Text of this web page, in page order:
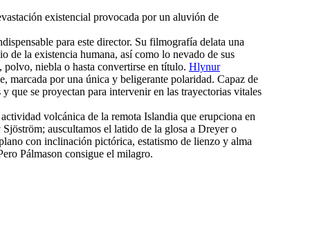
existencial provocada por un aluvión de
para este director. Su filmografía delata una
de la existencia humana, así como lo nevado de sus
polvo, niebla o hasta convertirse en título. Hlynur
marcada por una única y beligerante polaridad. Capaz de
que se proyectan para intervenir en las trayectorias vitales
volcánica de la remota Islandia que erupciona en
auscultamos el latido de la glosa a Dreyer o
con inclinación pictórica, estatismo de lienzo y alma
Pálmason consigue el milagro.